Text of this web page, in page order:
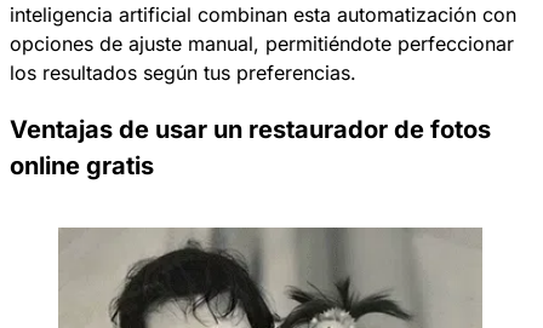
inteligencia artificial combinan esta automatización con
opciones de ajuste manual, permitiéndote perfeccionar
los resultados según tus preferencias.​
Ventajas de usar un restaurador de fotos
online gratis